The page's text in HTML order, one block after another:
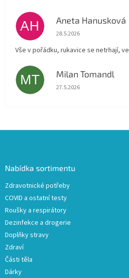
AH Aneta Hanusková
Hodnocení obchodu je 5
28.5.2026
Vše v pořádku, rukavice se netrhají,
MT Milan Tomandl
Hodnocení obchodu je 5
27.5.2026
Nabídka sortimentu
Zdravotnické potřeby
COVID a ostatní testy
Roušky a respirátory
Dezinfekce a drogerie
Doplňky stravy
Zdraví
Části těla
Dárky